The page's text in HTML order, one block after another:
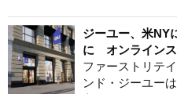
ジーユー、米
に オンライン
ファーストリテ
ンド・ジーユー